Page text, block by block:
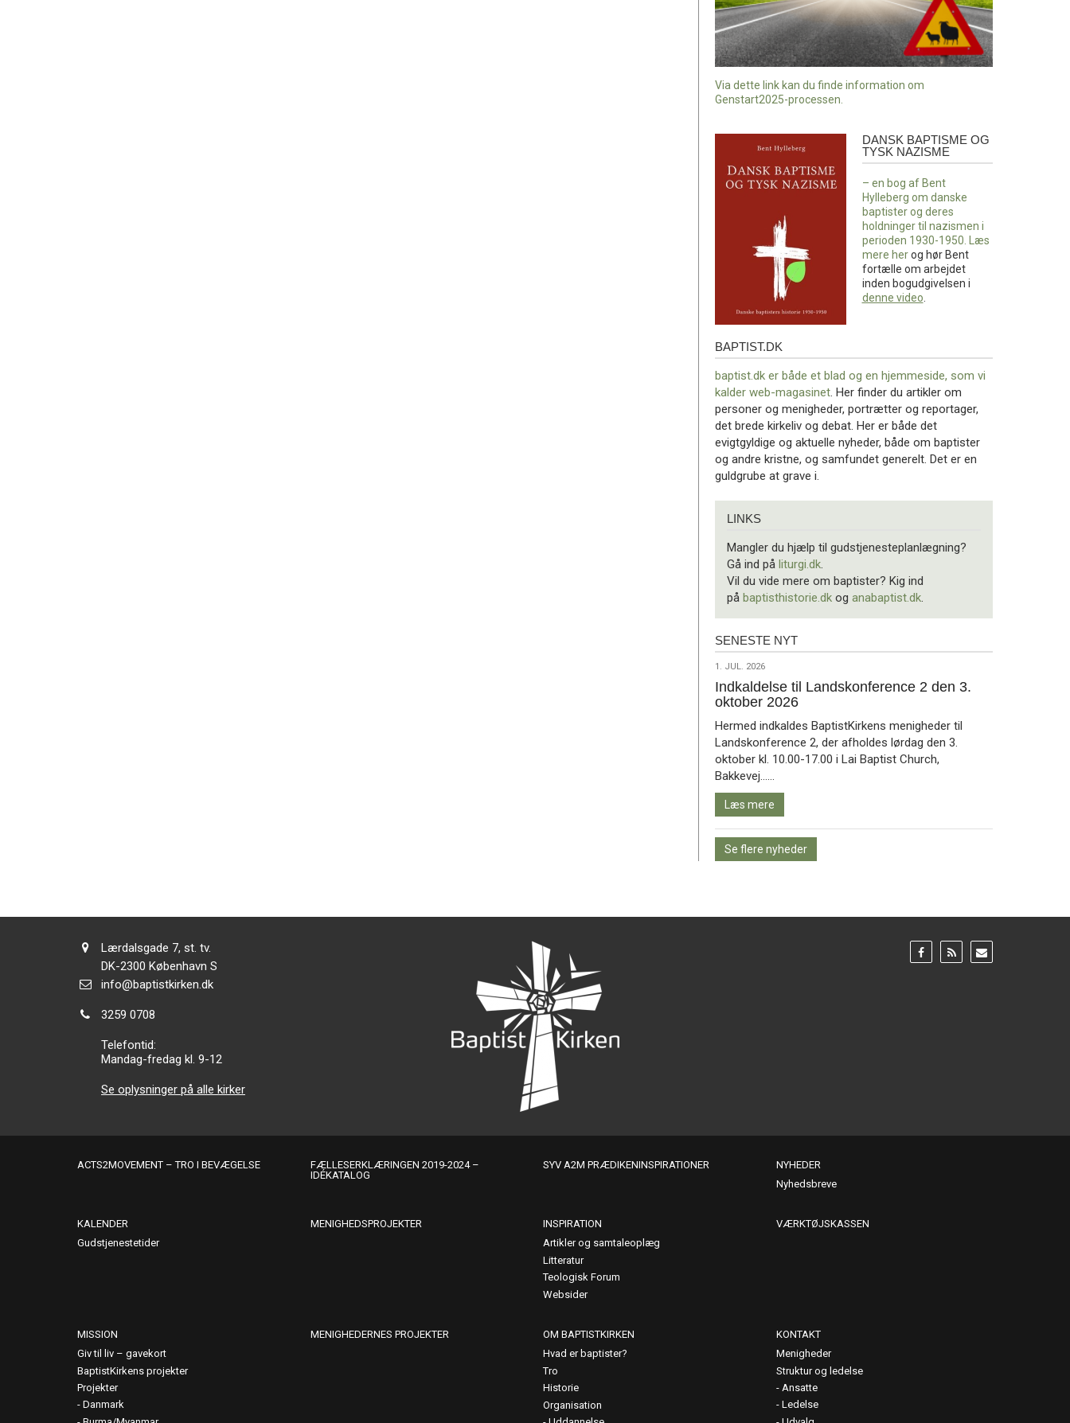
Via dette link kan du finde information om
Genstart2025-processen.
tysk
DANSK BAPTISME OG
TYSK NAZISME
– en bog af Bent
Hylleberg om danske
baptister og deres
holdninger til nazismen i
perioden 1930-1950. Læs
mere herog hør Bent
fortælle om arbejdet
inden bogudgivelsen i
denne video.
baptist.dk
BAPTIST.DK
baptist.dk er både et blad og en hjemmeside, som vi
kalder web-magasinet . Her finder du artikler om
personer og menigheder, portrætter og reportager,
det brede kirkeliv og debat. Her er både det
evigtgyldige og aktuelle nyheder, både om baptister
og andre kristne, og samfundet generelt. Det er en
guldgrube at grave i.
LINKS
Mangler du hjælp til gudstjenesteplanlægning?
Gå ind på liturgi.dk
Vil du vide mere om baptister? Kig ind
på baptisthistorie.dk og anabaptist.dk
Seneste
SENESTE NYT
1.
jul.
2026
1. JUL. 2026
Indkaldelse til Landskonference 2 den 3.
oktober 2026
Hermed indkaldes BaptistKirkens menigheder til
Landskonference 2, der afholdes lørdag den 3.
oktober kl. 10.00-17.00 i Lai Baptist Church,
Bakkevej……
mere
Læs mere
Se flere nyheder
Adresse:
Lærdalsgade 7, st. tv.
Adresse:
DK-2300 København S
Send
info@baptistkirken.dk
Tlf.:
3259 0708
Telefontid:
Mandag-fredag kl. 9-12
Se oplysninger på alle kirker
Gå
til:
Gå
til:
Gå
til:
ACTS2MOVEMENT – TRO I BEVÆGELSE
FÆLLESERKLÆRINGEN 2019-2024 –
IDÉKATALOG
SYV A2M PRÆDIKENINSPIRATIONER
NYHEDER
Nyhedsbreve
KALENDER
Gudstjenestetider
MENIGHEDSPROJEKTER
INSPIRATION
Artikler og samtaleoplæg
Litteratur
Teologisk Forum
Websider
VÆRKTØJSKASSEN
MISSION
Giv til liv – gavekort
BaptistKirkens projekter
Projekter
Danmark
MENIGHEDERNES PROJEKTER
OM BAPTISTKIRKEN
Hvad er baptister?
Tro
Historie
Organisation
KONTAKT
Menigheder
Struktur og ledelse
Ansatte
Ledelse